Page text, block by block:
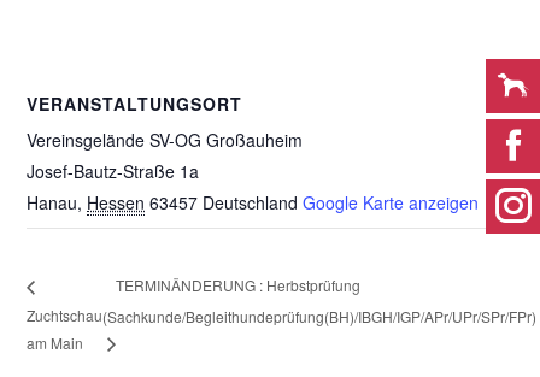
VERANSTALTUNGSORT
Vereinsgelände SV-OG Großauheim
Josef-Bautz-Straße 1a
Hanau, Hessen 63457 Deutschland Google Karte anzeigen
Zuchtschau
am Main
TERMINÄNDERUNG : Herbstprüfung
(Sachkunde/Begleithundeprüfung(BH)/IBGH/IGP/APr/UPr/SPr/FPr)